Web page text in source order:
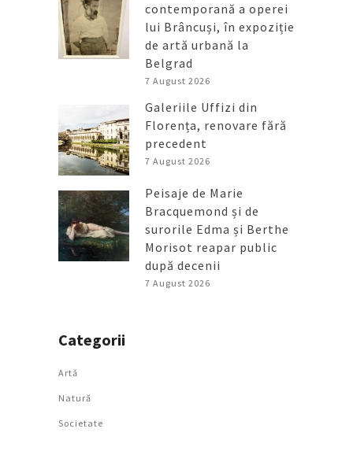
contemporană a operei
lui Brâncuși, în expoziție
de artă urbană la
Belgrad
7 August 2026
Galeriile Uffizi din
Florența, renovare fără
precedent
7 August 2026
Peisaje de Marie
Bracquemond și de
surorile Edma și Berthe
Morisot reapar public
după decenii
7 August 2026
Categorii
Artǎ
Natură
Societate